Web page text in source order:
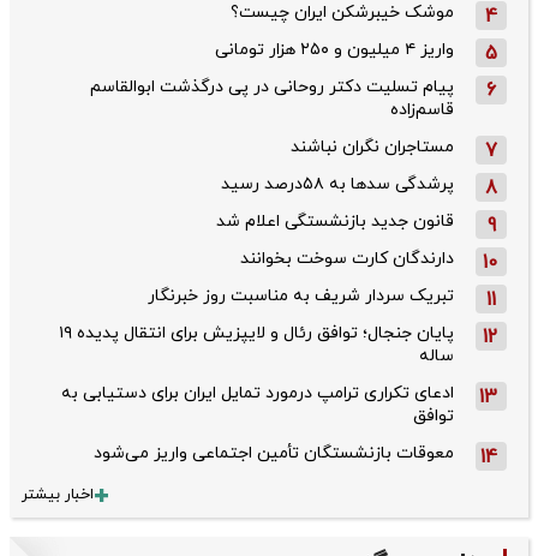
4 موشک خیبرشکن ایران چیست؟
5 واریز ۴ میلیون و ۲۵۰ هزار تومانی
6
پیام تسلیت دکتر روحانی در پی درگذشت ابوالقاسم
قاسم‌زاده
7 مستاجران نگران نباشند
8 پرشدگی سدها به ۵۸درصد رسید
9 قانون جدید بازنشستگی اعلام شد
10 دارندگان کارت سوخت بخوانند
11 تبریک سردار شریف به مناسبت روز خبرنگار
12
پایان جنجال؛ توافق رئال و لایپزیش برای انتقال پدیده ۱۹
ساله
13
ادعای تکراری ترامپ درمورد تمایل ایران برای دستیابی به
توافق
14 معوقات بازنشستگان تأمین اجتماعی واریز می‌شود
اخبار بیشتر